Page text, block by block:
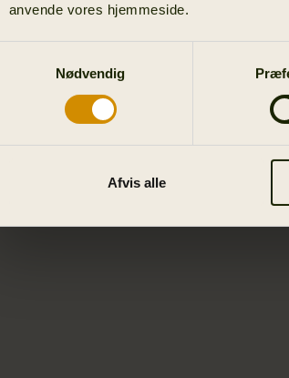
anvende vores hjemmeside.
Nødvendig
Afvis alle